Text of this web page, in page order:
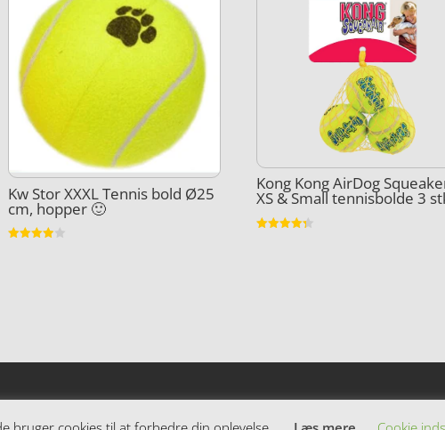
Kw Stor XXXL Tennis bold Ø25
cm, hopper 🙂
Kong Kong AirDog
XS & Small tennisbolde 3